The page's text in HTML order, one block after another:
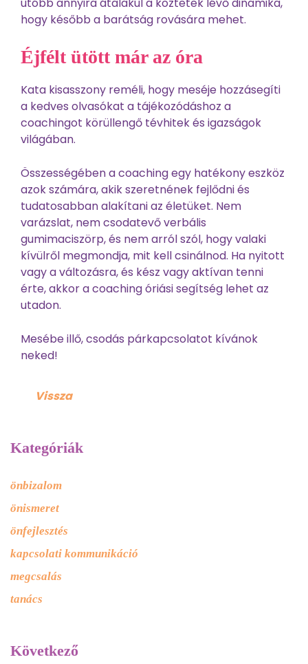
hogy később a barátság rovására mehet.
Éjfélt ütött már az óra
Kata kisasszony reméli, hogy meséje hozzásegíti
a kedves olvasókat a tájékozódáshoz a
coachingot körüllengő tévhitek és igazságok
világában.
Összességében a coaching egy hatékony eszköz
azok számára, akik szeretnének fejlődni és
tudatosabban alakítani az életüket. Nem
varázslat, nem csodatevő verbális
gumimaciszörp, és nem arról szól, hogy valaki
kívülről megmondja, mit kell csinálnod. Ha nyitott
vagy a változásra, és kész vagy aktívan tenni
érte, akkor a coaching óriási segítség lehet az
utadon.
Mesébe illő, csodás párkapcsolatot kívánok
neked!
Vissza
Kategóriák
önbizalom
önismeret
önfejlesztés
kapcsolati kommunikáció
megcsalás
tanács
Következő